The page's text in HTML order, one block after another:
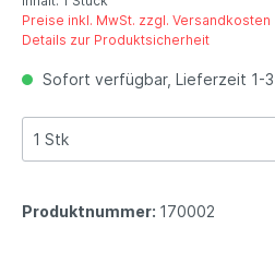
Preise inkl. MwSt. zzgl. Versandkosten
Details zur Produktsicherheit
Sofort verfügbar, Lieferzeit 1-
Produktnummer: 170002